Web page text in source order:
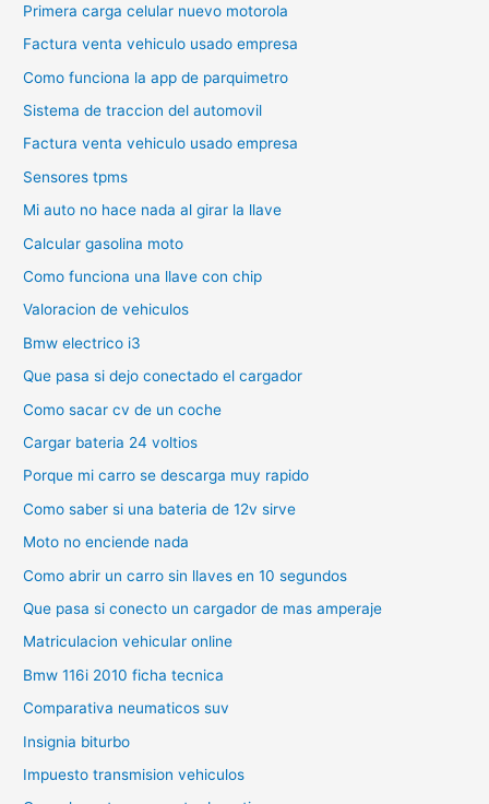
Primera carga celular nuevo motorola
Factura venta vehiculo usado empresa
Como funciona la app de parquimetro
Sistema de traccion del automovil
Factura venta vehiculo usado empresa
Sensores tpms
Mi auto no hace nada al girar la llave
Calcular gasolina moto
Como funciona una llave con chip
Valoracion de vehiculos
Bmw electrico i3
Que pasa si dejo conectado el cargador
Como sacar cv de un coche
Cargar bateria 24 voltios
Porque mi carro se descarga muy rapido
Como saber si una bateria de 12v sirve
Moto no enciende nada
Como abrir un carro sin llaves en 10 segundos
Que pasa si conecto un cargador de mas amperaje
Matriculacion vehicular online
Bmw 116i 2010 ficha tecnica
Comparativa neumaticos suv
Insignia biturbo
Impuesto transmision vehiculos